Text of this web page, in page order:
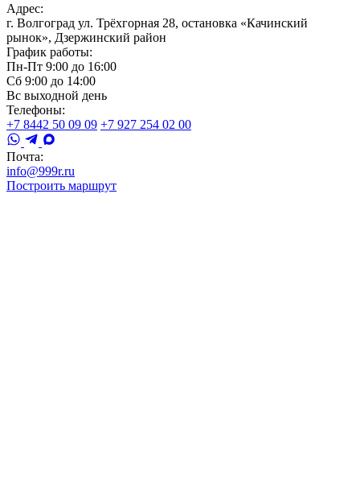
Адрес:
г. Волгоград ул. Трёхгорная 28, остановка «Качинский
рынок», Дзержинский район
График работы:
Пн-Пт 9:00 до 16:00
Сб 9:00 до 14:00
Вс выходной день
Телефоны:
+7 8442 50 09 09 +7 927 254 02 00
Почта:
info@999r.ru
Построить маршрут